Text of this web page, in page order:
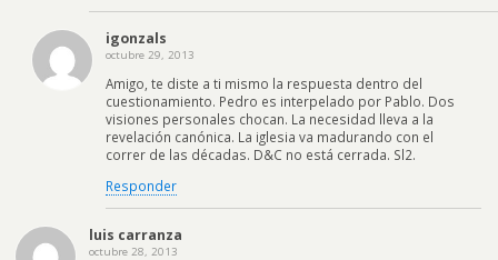
igonzals
octubre 29, 2013
Amigo, te diste a ti mismo la respuesta dentro del
cuestionamiento. Pedro es interpelado por Pablo. Dos
visiones personales chocan. La necesidad lleva a la
revelación canónica. La iglesia va madurando con el
correr de las décadas. D&C no está cerrada. Sl2.
Responder
luis carranza
octubre 28, 2013